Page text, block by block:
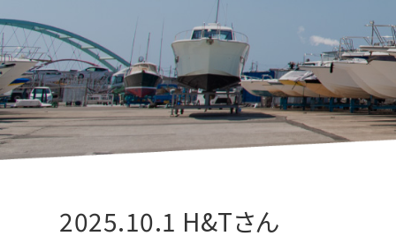
2025.10.1 H&Tさん